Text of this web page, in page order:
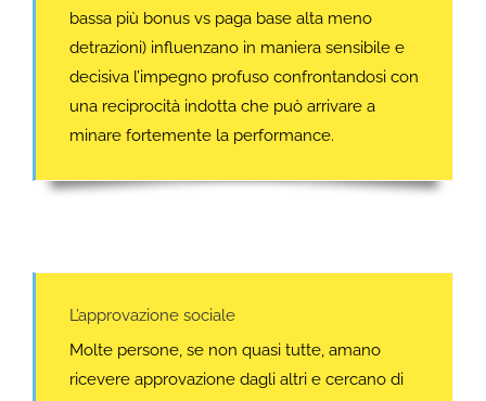
bassa più bonus vs paga base alta meno
detrazioni) influenzano in maniera sensibile e
decisiva l’impegno profuso confrontandosi con
una reciprocità indotta che può arrivare a
minare fortemente la performance.
L’approvazione sociale
Molte persone, se non quasi tutte, amano
ricevere approvazione dagli altri e cercano di